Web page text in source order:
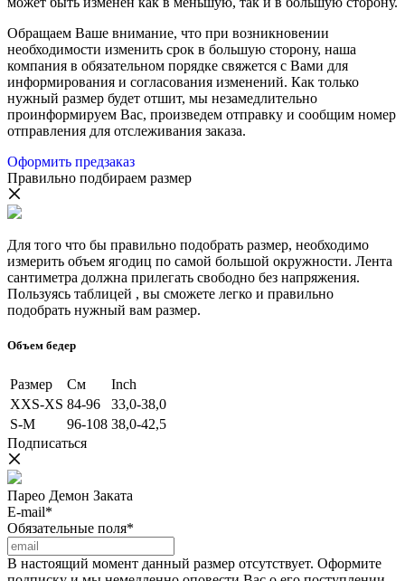
Обращаем Ваше внимание, что при возникновении
необходимости изменить срок в большую сторону, наша
компания в обязательном порядке свяжется с Вами для
информирования и согласования изменений. Как только
нужный размер будет отшит, мы незамедлительно
проинформируем Вас, произведем отправку и сообщим номер
отправления для отслеживания заказа.
Оформить предзаказ
Правильно подбираем размер
Для того что бы правильно подобрать размер, необходимо
измерить объем ягодиц по самой большой окружности. Лента
сантиметра должна прилегать свободно без напряжения.
Пользуясь таблицей , вы сможете легко и правильно
подобрать нужный вам размер.
Объем бедер
Размер См
Inch
XXS-XS 84-96
33,0-38,0
S-M
96-108 38,0-42,5
Подписаться
Парео Демон Заката
E-mail*
Обязательные поля*
В настоящий момент данный размер отсутствует. Оформите